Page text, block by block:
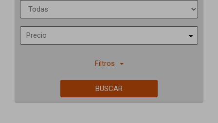
Precio
Filtros
BUSCAR